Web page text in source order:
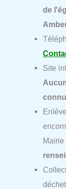
de
Site
connu
Mairie